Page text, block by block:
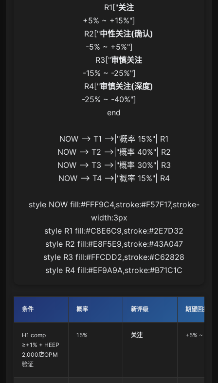
        R1["
关注
+5% ~ +15%"]
        R2["
中性关注(确认)
-5% ~ +5%"]
        R3["
审慎关注
-15% ~ -25%"]
        R4["
审慎关注(深度)
-25% ~ -40%"]
width:3px
条件 概率 新评级 期望回报迁
H1 comp
≥+1% + HEEP
2,000店OPM
验证
15% 关注 +5% ~